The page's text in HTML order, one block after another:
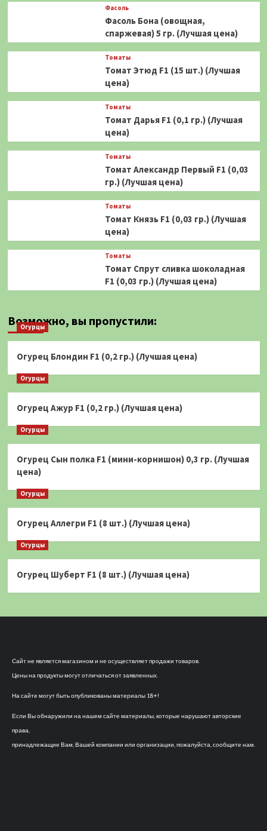
Фасоль
Фасоль Бона (овощная,
спаржевая) 5 гр. (Лучшая цена)
Томаты
Томат Этюд F1 (15 шт.) (Лучшая
цена)
Томаты
Томат Дарья F1 (0,1 гр.) (Лучшая
цена)
Томаты
Томат Александр Первый F1 (0,03
гр.) (Лучшая цена)
Томаты
Томат Князь F1 (0,03 гр.) (Лучшая
цена)
Томаты
Томат Спрут сливка шоколадная
F1 (0,03 гр.) (Лучшая цена)
Возможно, вы пропустили:
Огурцы
Огурец Блондин F1 (0,2 гр.) (Лучшая цена)
Огурцы
Огурец Ажур F1 (0,2 гр.) (Лучшая цена)
Огурцы
Огурец Сын полка F1 (мини-корнишон) 0,3 гр. (Лучшая
цена)
Огурцы
Огурец Аллегри F1 (8 шт.) (Лучшая цена)
Огурцы
Огурец Шуберт F1 (8 шт.) (Лучшая цена)
Сайт не является магазином и не осуществляет продажи товаров.
Цены на продукты могут отличаться от заявленных.
На сайте могут быть опубликованы материалы 18+!
Если Вы обнаружили на нашем сайте материалы, которые нарушают авторские
права,
принадлежащие Вам, Вашей компании или организации, пожалуйста, сообщите нам.